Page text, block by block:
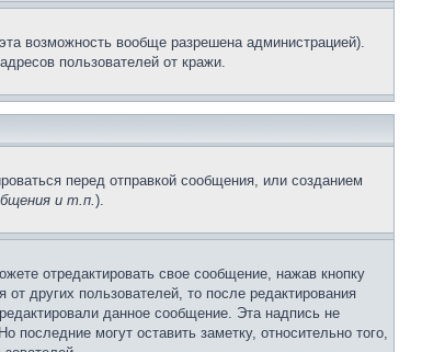
возможность вообще разрешена администрацией).
пользователей от кражи.
перед отправкой сообщения, или созданием
и т.п.).
отредактировать свое сообщение, нажав кнопку
других пользователей, то после редактирования
данное сообщение. Эта надпись не
могут оставить заметку, относительно того,